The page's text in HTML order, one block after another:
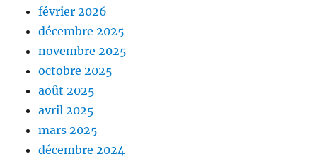
février 2026
décembre 2025
novembre 2025
octobre 2025
août 2025
avril 2025
mars 2025
décembre 2024